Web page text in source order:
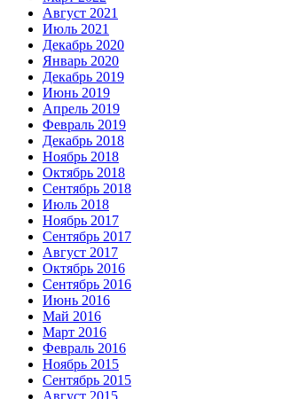
Август 2021
Июль 2021
Декабрь 2020
Январь 2020
Декабрь 2019
Июнь 2019
Апрель 2019
Февраль 2019
Декабрь 2018
Ноябрь 2018
Октябрь 2018
Сентябрь 2018
Июль 2018
Ноябрь 2017
Сентябрь 2017
Август 2017
Октябрь 2016
Сентябрь 2016
Июнь 2016
Май 2016
Март 2016
Февраль 2016
Ноябрь 2015
Сентябрь 2015
Август 2015